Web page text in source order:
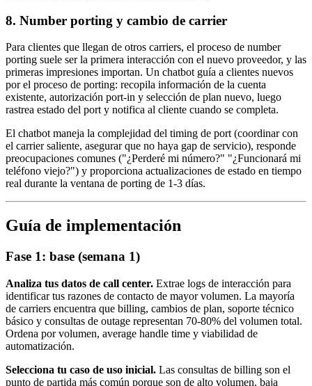
8. Number porting y cambio de carrier
Para clientes que llegan de otros carriers, el proceso de number
porting suele ser la primera interacción con el nuevo proveedor, y las
primeras impresiones importan. Un chatbot guía a clientes nuevos
por el proceso de porting: recopila información de la cuenta
existente, autorización port-in y selección de plan nuevo, luego
rastrea estado del port y notifica al cliente cuando se completa.
El chatbot maneja la complejidad del timing de port (coordinar con
el carrier saliente, asegurar que no haya gap de servicio), responde
preocupaciones comunes ("¿Perderé mi número?" "¿Funcionará mi
teléfono viejo?") y proporciona actualizaciones de estado en tiempo
real durante la ventana de porting de 1-3 días.
Guía de implementación
Fase 1: base (semana 1)
Analiza tus datos de call center. Extrae logs de interacción para
identificar tus razones de contacto de mayor volumen. La mayoría
de carriers encuentra que billing, cambios de plan, soporte técnico
básico y consultas de outage representan 70-80% del volumen total.
Ordena por volumen, average handle time y viabilidad de
automatización.
Selecciona tu caso de uso inicial. Las consultas de billing son el
punto de partida más común porque son de alto volumen, baja